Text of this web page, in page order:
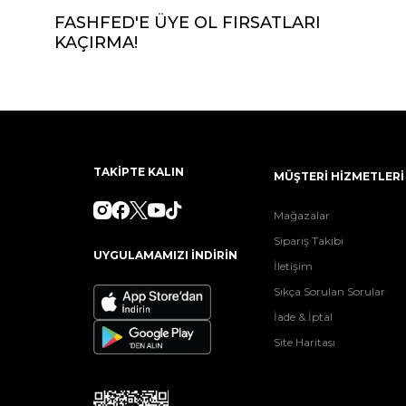
FASHFED'E ÜYE OL FIRSATLARI
KAÇIRMA!
TAKİPTE KALIN
UYGULAMAMIZI İNDİRİN
MÜŞTERİ HİZMETLERİ
Mağazalar
Sipariş Takibi
İletişim
Sıkça Sorulan Sorular
İade & İptal
Site Haritası